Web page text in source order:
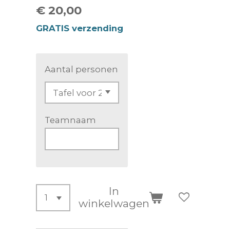
€ 20,00
GRATIS verzending
Aantal personen
Teamnaam
In
winkelwagen